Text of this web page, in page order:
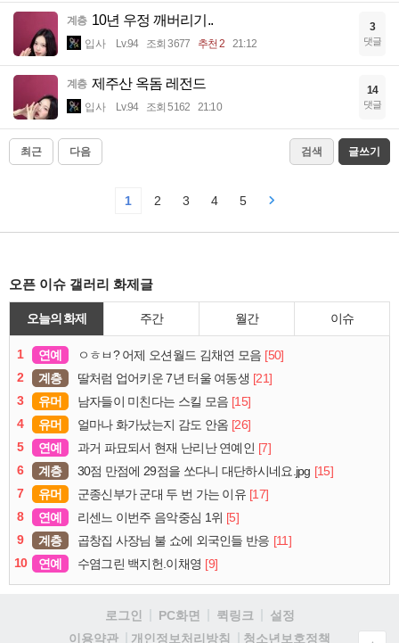
계층 10년 우정 깨버리기..
입사 Lv.94 조회 3677 추천 2 21:12
3
댓글
계층 제주산 옥돔 레전드
입사 Lv.94 조회 5162 21:10
14
댓글
최근 다음 검색 글쓰기
1 2 3 4 5
오픈 이슈 갤러리 화제글
오늘의 화제 주간 월간 이슈
1 연예 ㅇㅎㅂ? 어제 오션월드 김채연 모음 [50]
2
계층 딸처럼 업어키운 7년 터울 여동생 [21]
3
유머 남자들이 미친다는 스킬 모음 [15]
4
유머 얼마나 화가났는지 감도 안옴 [26]
5
연예 과거 파묘되서 현재 난리난 연예인 [7]
6
계층 30점 만점에 29점을 쏘다니 대단하시네요.jpg [15]
7
유머 군종신부가 군대 두 번 가는 이유 [17]
8
연예 리센느 이번주 음악중심 1위 [5]
9
계층 곱창집 사장님 불 쇼에 외국인들 반응 [11]
10
연예 수염그린 백지헌.이채영 [9]
로그인 PC화면 퀵링크
설정
이용약관
개인정보처리방침 청소년보호정책